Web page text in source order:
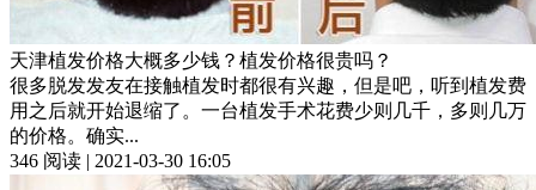
天津植发价格大概多少钱？植发价格很贵吗？
很多脱发发友在接触植发时都很有兴趣，但是吧，听到植发费
用之后就开始退缩了。一台植发手术花费少则几千，多则几万
的价格。确实...
346 阅读 | 2021-03-30 16:05